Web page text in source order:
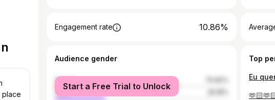
Engagement rate 10.86%
Audience gender
female
male
Start a Free Trial to Unlock
Top